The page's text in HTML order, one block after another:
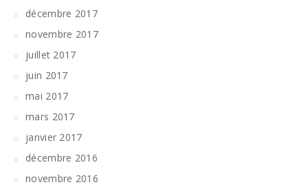
décembre 2017
novembre 2017
juillet 2017
juin 2017
mai 2017
mars 2017
janvier 2017
décembre 2016
novembre 2016